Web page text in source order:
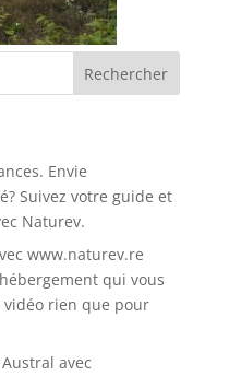
Envie
Suivez votre guide et
Naturev.
www.naturev.re
qui vous
vidéo rien que pour
avec